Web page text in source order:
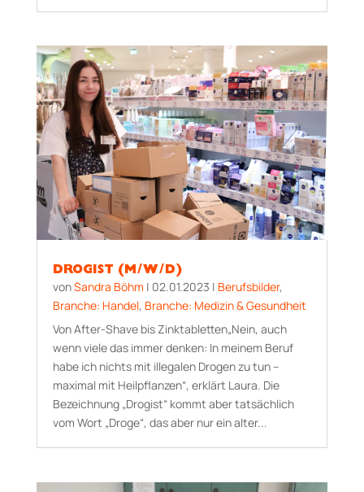
DROGIST (M/W/D)
vonSandra Böhm | 02.01.2023 | Berufsbilder,
Branche: Handel, Branche: Medizin & Gesundheit
Von After-Shave bis Zinktabletten„Nein, auch
wenn viele das immer denken: In meinem Beruf
habe ich nichts mit illegalen Drogen zu tun –
maximal mit Heilpflanzen“, erklärt Laura. Die
Bezeichnung „Drogist“ kommt aber tatsächlich
vom Wort „Droge“, das aber nur ein alter...